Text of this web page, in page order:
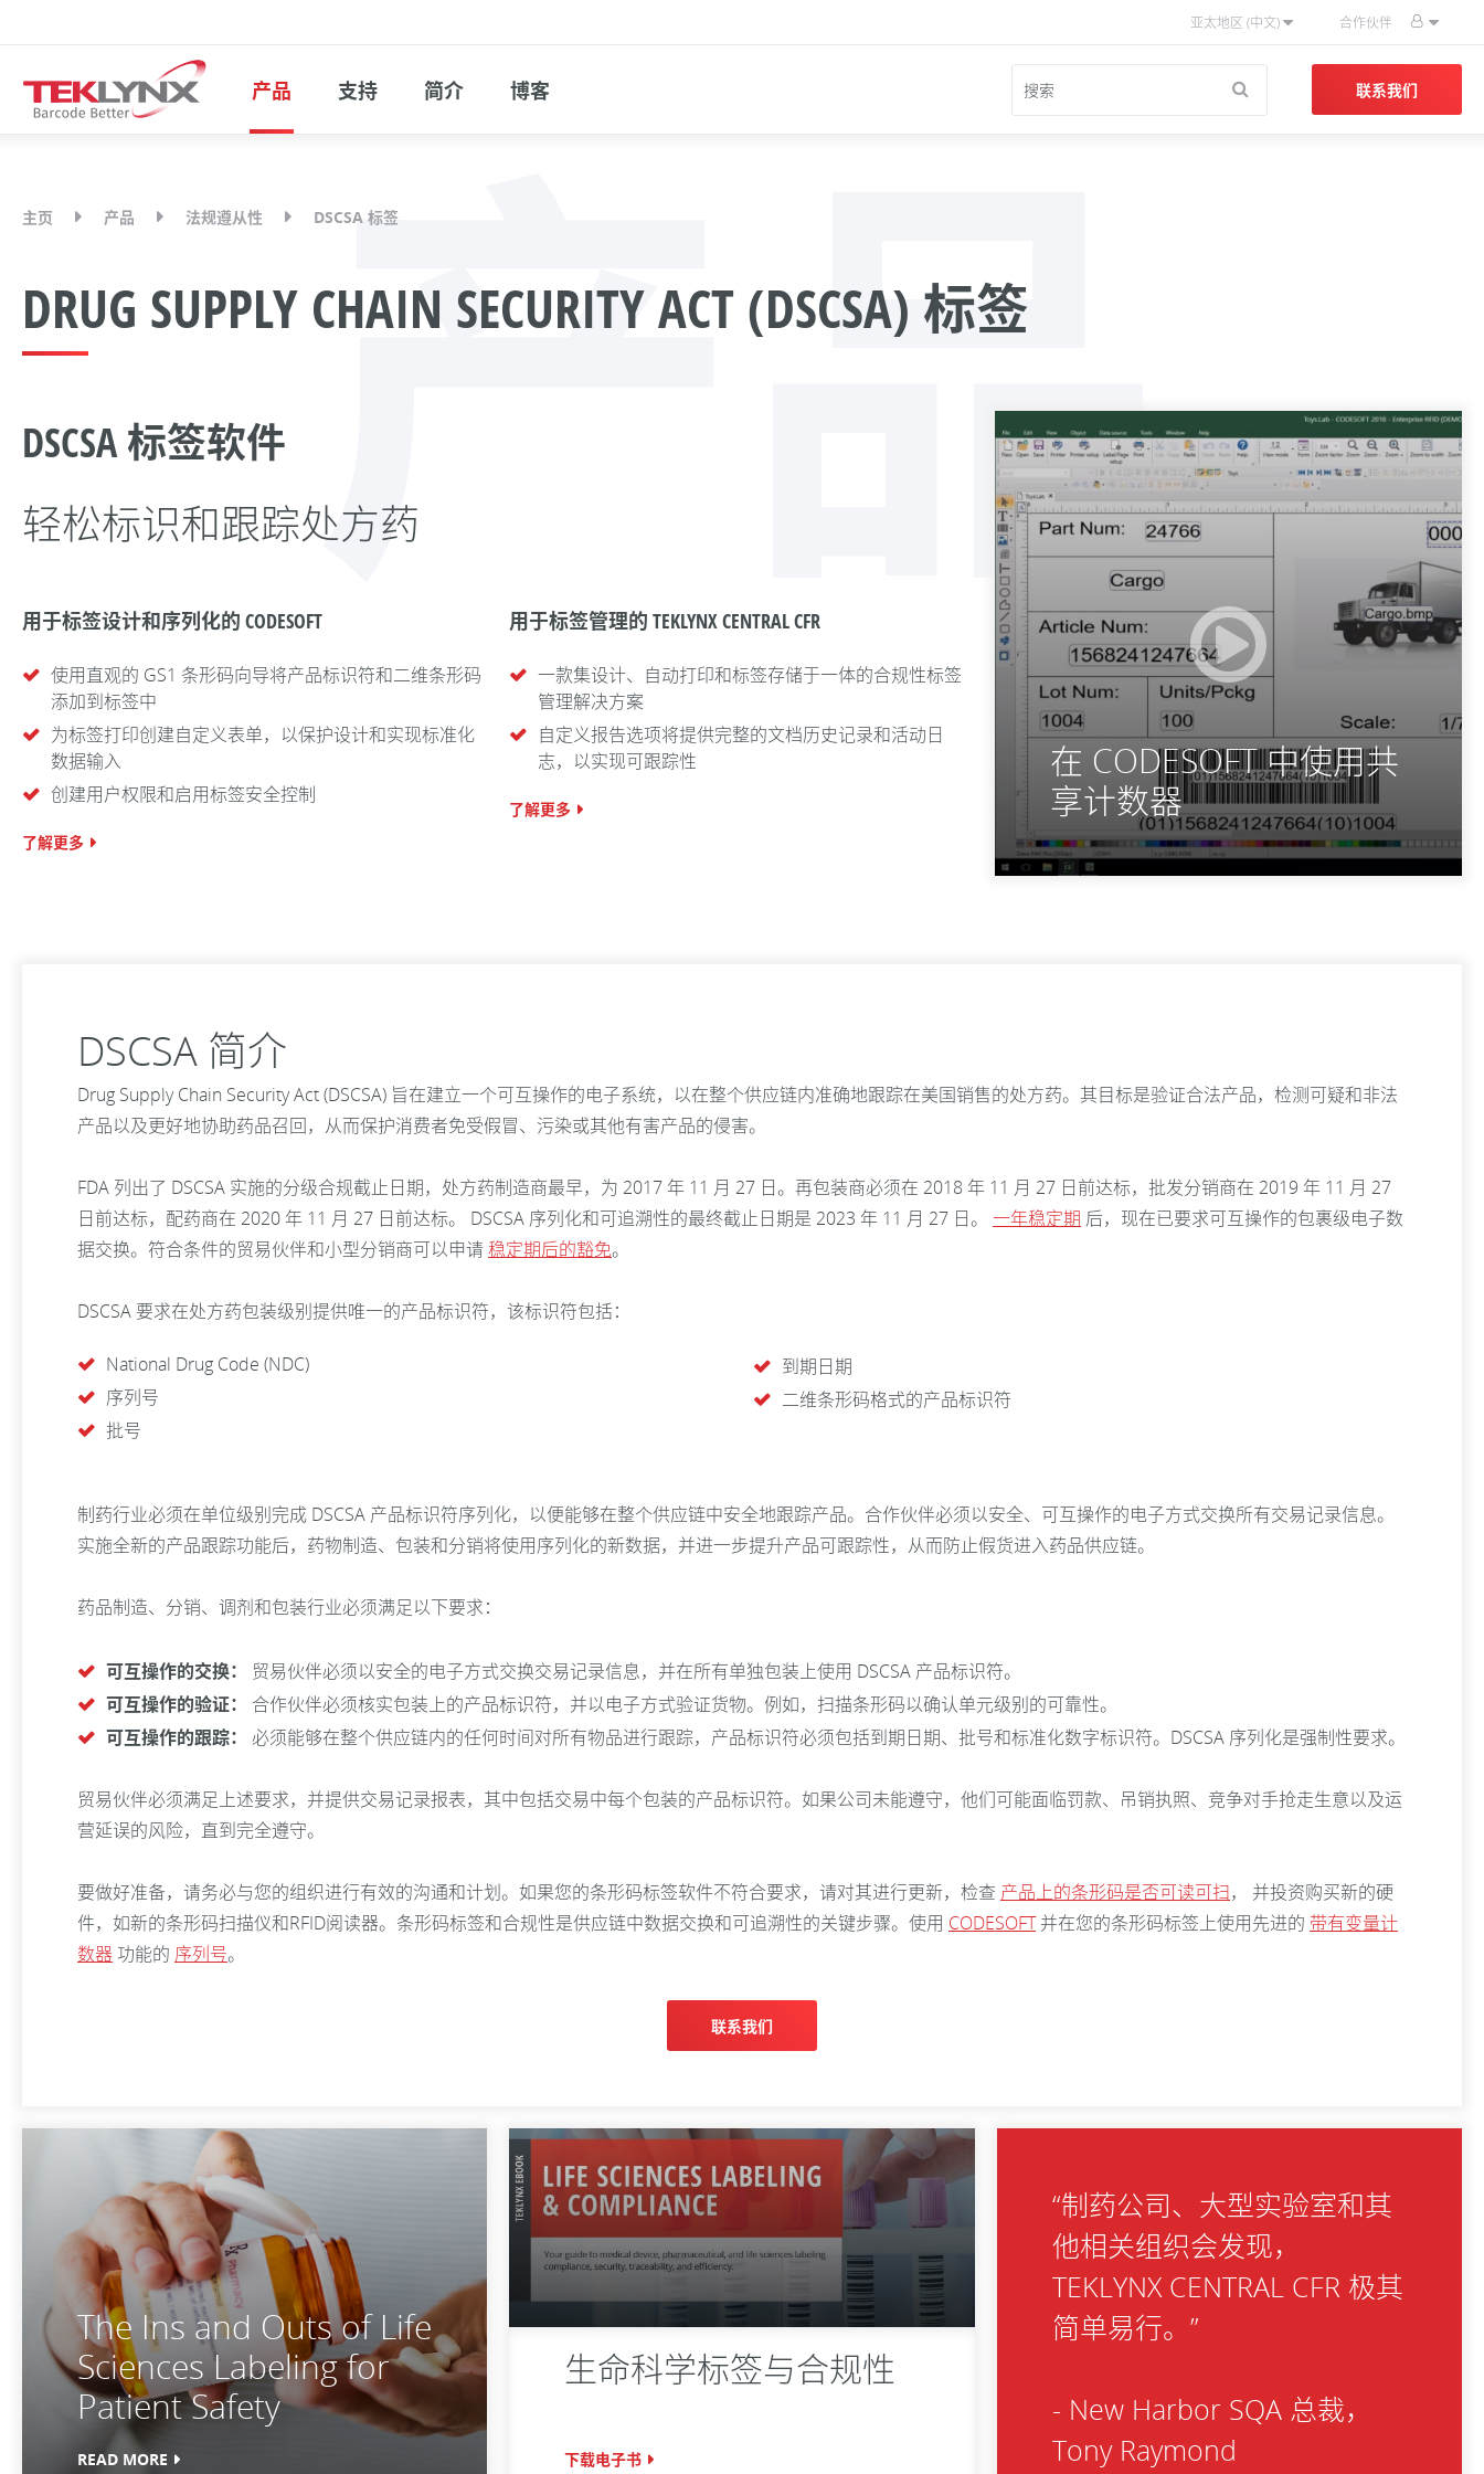
亚太地区 (中文) 合作伙伴
产品 支持 简介 博客 联系我们
主页 产品 法规遵从性 DSCSA 标签
产品
DRUG SUPPLY CHAIN SECURITY ACT (DSCSA) 标签
DSCSA 标签软件
轻松标识和跟踪处方药
用于标签设计和序列化的 CODESOFT
使用直观的 GS1 条形码向导将产品标识符和二维条形码
添加到标签中
为标签打印创建自定义表单，以保护设计和实现标准化
数据输入
创建用户权限和启用标签安全控制
了解更多
用于标签管理的 TEKLYNX CENTRAL CFR
一款集设计、自动打印和标签存储于一体的合规性标签
管理解决方案
自定义报告选项将提供完整的文档历史记录和活动日
志，以实现可跟踪性
了解更多
在 CODESOFT 中使用共
享计数器
DSCSA 简介
Drug Supply Chain Security Act (DSCSA) 旨在建立一个可互操作的电子系统，以在整个供应链内准确地跟踪在美国销售的处方药。其目标是验证合法产品，检测可疑和非法
产品以及更好地协助药品召回，从而保护消费者免受假冒、污染或其他有害产品的侵害。
FDA 列出了 DSCSA 实施的分级合规截止日期，处方药制造商最早，为 2017 年 11 月 27 日。再包装商必须在 2018 年 11 月 27 日前达标，批发分销商在 2019 年 11 月 27
日前达标，配药商在 2020 年 11 月 27 日前达标。 DSCSA 序列化和可追溯性的最终截止日期是 2023 年 11 月 27 日。 一年稳定期 后，现在已要求可互操作的包裹级电子数
据交换。符合条件的贸易伙伴和小型分销商可以申请稳定期后的豁免。
DSCSA 要求在处方药包装级别提供唯一的产品标识符，该标识符包括：
National Drug Code (NDC)
序列号
批号
到期日期
二维条形码格式的产品标识符
制药行业必须在单位级别完成 DSCSA 产品标识符序列化，以便能够在整个供应链中安全地跟踪产品。合作伙伴必须以安全、可互操作的电子方式交换所有交易记录信息。
实施全新的产品跟踪功能后，药物制造、包装和分销将使用序列化的新数据，并进一步提升产品可跟踪性，从而防止假货进入药品供应链。
药品制造、分销、调剂和包装行业必须满足以下要求：
可互操作的交换：
贸易伙伴必须以安全的电子方式交换交易记录信息，并在所有单独包装上使用 DSCSA 产品标识符。
可互操作的验证：
合作伙伴必须核实包装上的产品标识符，并以电子方式验证货物。例如，扫描条形码以确认单元级别的可靠性。
可互操作的跟踪：
必须能够在整个供应链内的任何时间对所有物品进行跟踪，产品标识符必须包括到期日期、批号和标准化数字标识符。DSCSA 序列化是强制性要求。
贸易伙伴必须满足上述要求，并提供交易记录报表，其中包括交易中每个包装的产品标识符。如果公司未能遵守，他们可能面临罚款、吊销执照、竞争对手抢走生意以及运
营延误的风险，直到完全遵守。
要做好准备，请务必与您的组织进行有效的沟通和计划。如果您的条形码标签软件不符合要求，请对其进行更新，检查 产品上的条形码是否可读可扫， 并投资购买新的硬
件，如新的条形码扫描仪和RFID阅读器。条形码标签和合规性是供应链中数据交换和可追溯性的关键步骤。使用 CODESOFT并在您的条形码标签上使用先进的 带有变量计
数器 功能的 序列号。
联系我们
The Ins and Outs of Life
Sciences Labeling for
Patient Safety
READ MORE
生命科学标签与合规性
下载电子书
“制药公司、大型实验室和其
他相关组织会发现，
TEKLYNX CENTRAL CFR 极其
简单易行。”
- New Harbor SQA 总裁，
Tony Raymond